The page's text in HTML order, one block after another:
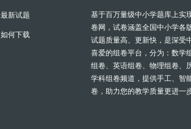
最新试题
如何下载
基于百万量级中小学题库上实
卷网，试卷涵盖全国中小学各
试题质量高、更新快，是深受
喜爱的组卷平台，分为：数学
组卷、英语组卷、物理组卷、
学科组卷频道，提供手工、智
卷，助力您的教学质量更进一